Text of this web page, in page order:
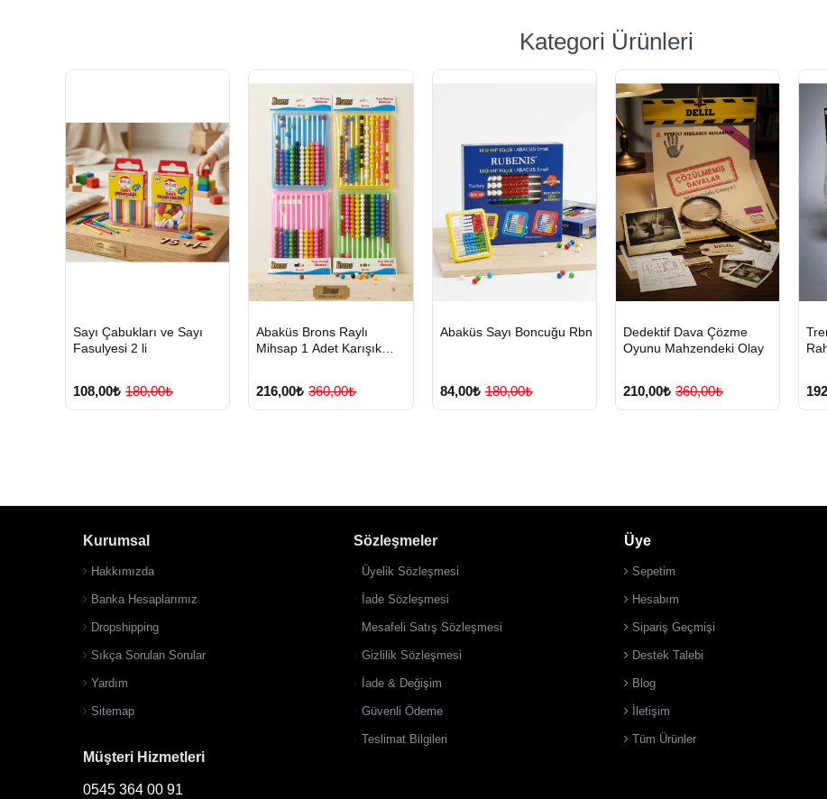
Kategori Ürünleri
TESLİMAT
Sayı Çabukları ve Sayı
Fasulyesi 2 li
108,00₺ 180,00₺
TESLİMAT
Abaküs Brons Raylı
Mihsap 1 Adet Karışık
216,00₺ 360,00₺
TESLİMAT
Abaküs Sayı Boncuğu Rbn
84,00₺ 180,00₺
TESLİMAT
Dedektif Dava Çözme
Oyunu Mahzendeki Olay
210,00₺ 360,00₺
Kurumsal
Hakkımızda
Banka Hesaplarımız
Dropshipping
Sıkça Sorulan Sorular
Yardım
Sitemap
Müşteri Hizmetleri
0545 364 00 91
Sözleşmeler
Üyelik Sözleşmesi
İade Sözleşmesi
Mesafeli Satış Sözleşmesi
Gizlilik Sözleşmesi
İade & Değişim
Güvenli Ödeme
Teslimat Bilgileri
Üye
Sepetim
Hesabım
Sipariş Geçmişi
Destek Talebi
Blog
İletişim
Tüm Ürünler